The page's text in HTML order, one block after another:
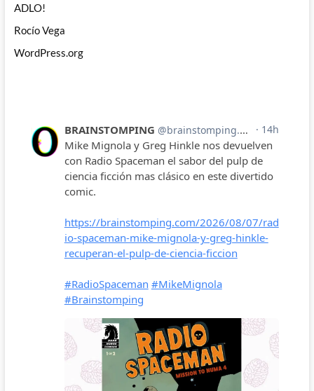
ADLO!
Rocío Vega
WordPress.org